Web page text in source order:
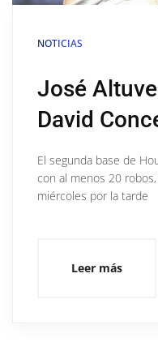
NOTICIAS
José
David
El segunda base de
con al menos 20
miércoles por la tarde
Leer más